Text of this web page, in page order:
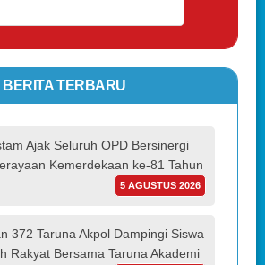
BERITA TERBARU
Ajak Seluruh OPD Bersinergi
Kemerdekaan ke-81 Tahun
5 AGUSTUS 2026
372 Taruna Akpol Dampingi Siswa
Rakyat Bersama Taruna Akademi